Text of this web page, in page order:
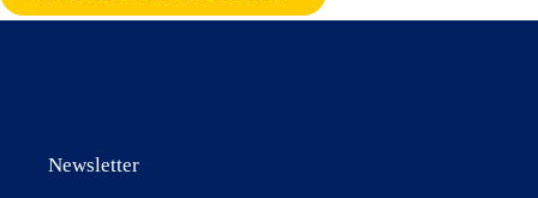
Newsletter